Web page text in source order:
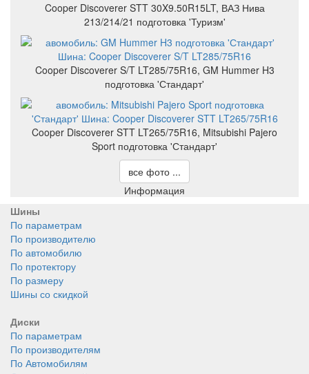
Cooper Discoverer STT 30X9.50R15LT, ВАЗ Нива
213/214/21 подготовка 'Туризм'
Cooper Discoverer S/T LT285/75R16, GM Hummer H3
подготовка 'Стандарт'
Cooper Discoverer STT LT265/75R16, Mitsubishi Pajero
Sport подготовка 'Стандарт'
все фото ...
Информация
Шины
По параметрам
По производителю
По автомобилю
По протектору
По размеру
Шины со скидкой
Диски
По параметрам
По производителям
По Автомобилям